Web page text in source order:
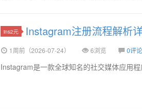
ins2元 Instagram注册流程解析
1周前（2026-07-24） 6浏览 0评论
Instagram是一款全球知名的社交媒体应用